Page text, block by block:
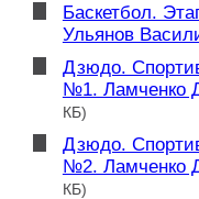
Баскетбол.
Ульянов
Дзюдо.
№1. Ламченко
КБ)
Дзюдо.
№2. Ламченко
КБ)